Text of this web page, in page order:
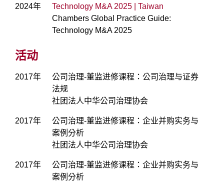
2024年
Technology M&A 2025 | Taiwan
Chambers Global Practice Guide:
Technology M&A 2025
活动
2017年
公司治理-董监进修课程：公司治理与证券
法规
社团法人中华公司治理协会
2017年
公司治理-董监进修课程：企业并购实务与
案例分析
社团法人中华公司治理协会
2017年
公司治理-董监进修课程：企业并购实务与
案例分析